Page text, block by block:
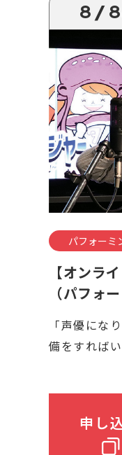
8/8
パフォーミ
【オンラ
（パフォ
「声優にな
備をすれば
申し